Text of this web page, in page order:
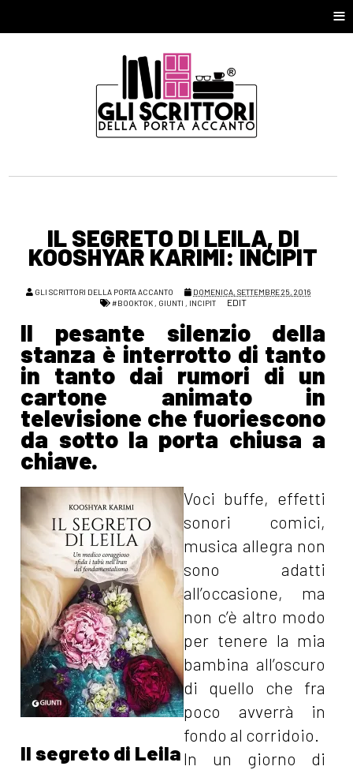
≡
IL SEGRETO DI LEILA, DI
KOOSHYAR KARIMI: INCIPIT
GLI SCRITTORI DELLA PORTA ACCANTO
DOMENICA, SETTEMBRE 25, 2016
#BOOKTOK, GIUNTI , INCIPIT EDIT
Il pesante silenzio della
stanza è interrotto di tanto
in tanto dai rumori di un
cartone animato in
televisione che fuoriescono
da sotto la porta chiusa a
chiave.
Il segreto di Leila
Voci buffe, effetti
sonori comici,
musica allegra non
sono adatti
all’occasione, ma
non c’è altro modo
per tenere la mia
bambina all’oscuro
di quello che fra
poco avverrà in
fondo al corridoio.
In un giorno di